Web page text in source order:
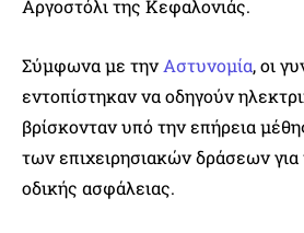
Αργοστόλι της Κεφαλονιάς.
Σύμφωνα με τηνΑστυνομία, οι
εντοπίστηκαν να οδηγούν
βρίσκονταν υπό την επήρεια
των επιχειρησιακών δράσεων για
οδικής ασφάλειας.